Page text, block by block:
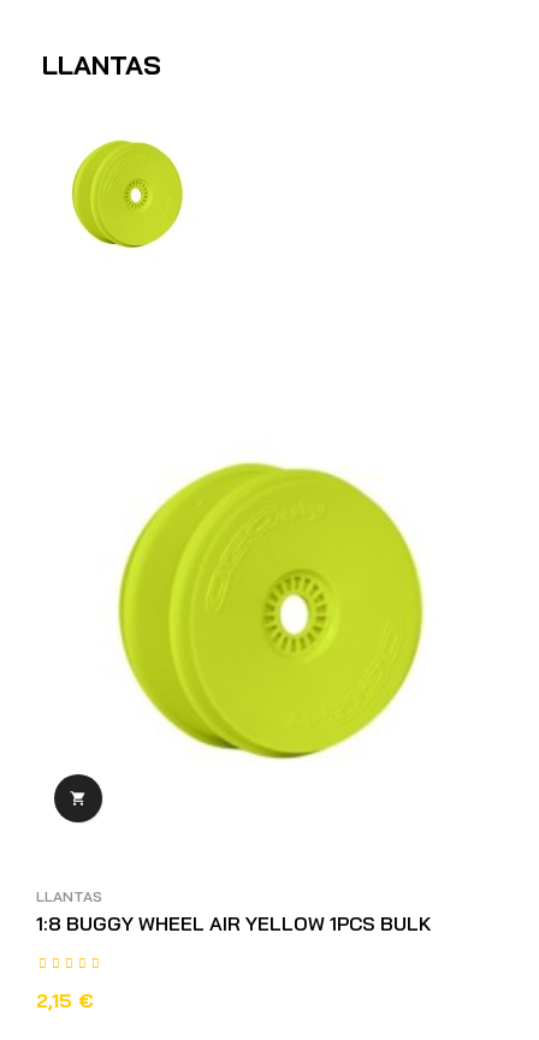
LLANTAS

LLANTAS
1:8 BUGGY WHEEL AIR YELLOW 1PCS BULK
2,15 €